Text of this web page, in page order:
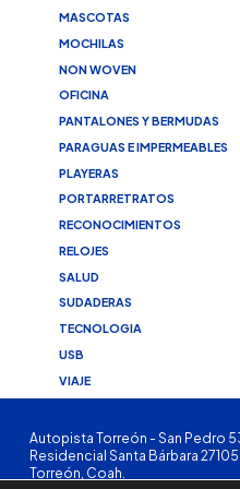
MASCOTAS
MOCHILAS
NON WOVEN
OFICINA
PANTALONES Y BERMUDAS
PARAGUAS E IMPERMEABLES
PLAYERAS
PORTARRETRATOS
RECONOCIMIENTOS
RELOJES
SALUD
SUDADERAS
TECNOLOGIA
USB
VIAJE
Autopista Torreón - San Pedro
Residencial Santa Bárbara 27105
Torreón, Coah.